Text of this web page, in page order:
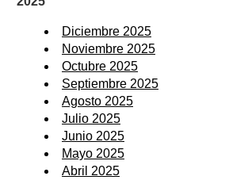
Diciembre 2025
Noviembre 2025
Octubre 2025
Septiembre 2025
Agosto 2025
Julio 2025
Junio 2025
Mayo 2025
Abril 2025